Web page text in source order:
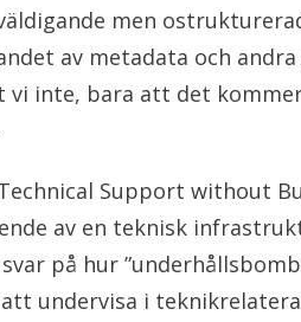
men
av metadata och
inte, bara att det
Support without
av en teknisk
på hur
undervisa i